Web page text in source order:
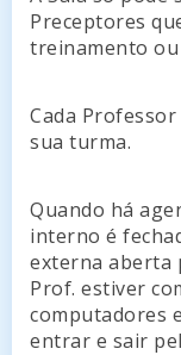
Preceptores
treinamento ou
Cada
sua turma.
Quando há
interno é
externa aberta
Prof. estiver
computadores
entrar e sair